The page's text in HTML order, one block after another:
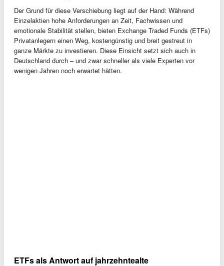
Der Grund für diese Verschiebung liegt auf der Hand: Während
Einzelaktien hohe Anforderungen an Zeit, Fachwissen und
emotionale Stabilität stellen, bieten Exchange Traded Funds (ETFs)
Privatanlegern einen Weg, kostengünstig und breit gestreut in
ganze Märkte zu investieren. Diese Einsicht setzt sich auch in
Deutschland durch – und zwar schneller als viele Experten vor
wenigen Jahren noch erwartet hätten.
ETFs als Antwort auf jahrzehntealte